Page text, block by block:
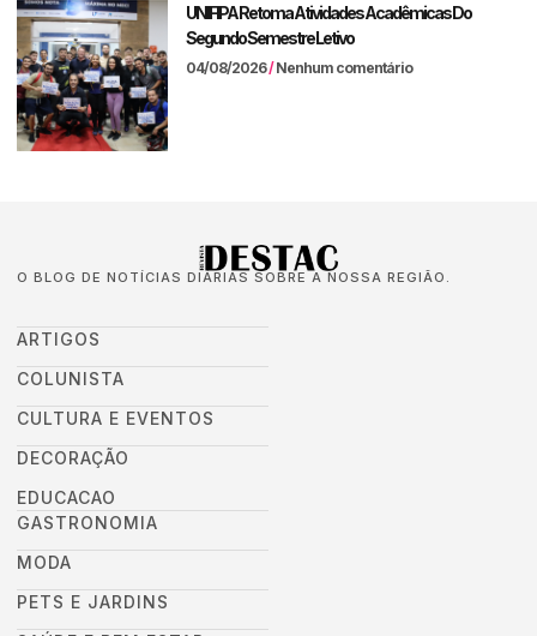
UNIFIPA Retoma Atividades Acadêmicas Do
Segundo Semestre Letivo
04/08/2026 Nenhum comentário
O BLOG DE NOTÍCIAS DIÁRIAS SOBRE A NOSSA REGIÃO.
ARTIGOS
COLUNISTA
CULTURA E EVENTOS
DECORAÇÃO
EDUCACAO
GASTRONOMIA
MODA
PETS E JARDINS